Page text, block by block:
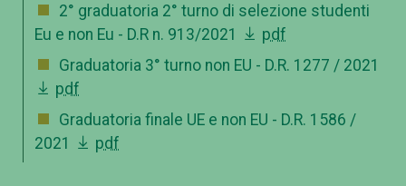
2° graduatoria 2° turno di selezione studenti
Eu e non Eu - D.R n. 913/2021
pdf
Graduatoria 3° turno non EU - D.R. 1277 / 2021
pdf
Graduatoria finale UE e non EU - D.R. 1586 /
2021
pdf